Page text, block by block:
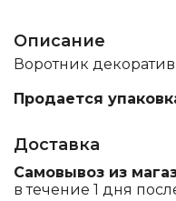
Описание
Воротник
Продается
Доставка
Самовывоз из
в течение 1 дня